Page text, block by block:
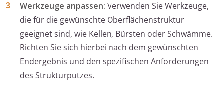
Werkzeuge anpassen: Verwenden Sie Werkzeuge,
die für die gewünschte Oberflächenstruktur
geeignet sind, wie Kellen, Bürsten oder Schwämme.
Richten Sie sich hierbei nach dem gewünschten
Endergebnis und den spezifischen Anforderungen
des Strukturputzes.